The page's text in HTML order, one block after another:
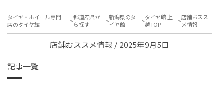
タイヤ・ホイール専門
店のタイヤ館
都道府県か
ら探す
新潟県のタ
イヤ館
タイヤ館 上
越TOP
店舗おスス
メ情報
店舗おススメ情報 / 2025年9月5日
記事一覧